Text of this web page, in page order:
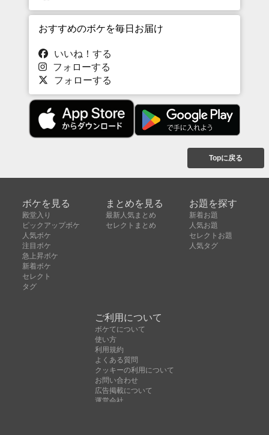
おすすめのボケを毎日お届け
いいね！する
フォローする
フォローする
Topに戻る
ボケを見る
殿堂入り
ピックアップボケ
人気ボケ
注目ボケ
急上昇ボケ
新着ボケ
セレクト
タグ
まとめを見る
最新人気まとめ
セレクトまとめ
お題を探す
新着お題
人気お題
セレクトお題
人気タグ
ご利用について
ボケてについて
使い方
利用規約
よくある質問
クッキーの利用について
お問い合わせ
広告掲載について
運営会社